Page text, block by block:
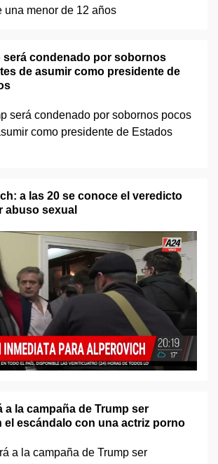
será condenado por sobornos
de asumir como presidente de
a las 20 se conoce el veredicto
abuso sexual
a la campaña de Trump ser
el escándalo con una actriz porno